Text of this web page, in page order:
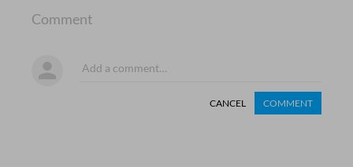
Comment
CANCEL COMMENT